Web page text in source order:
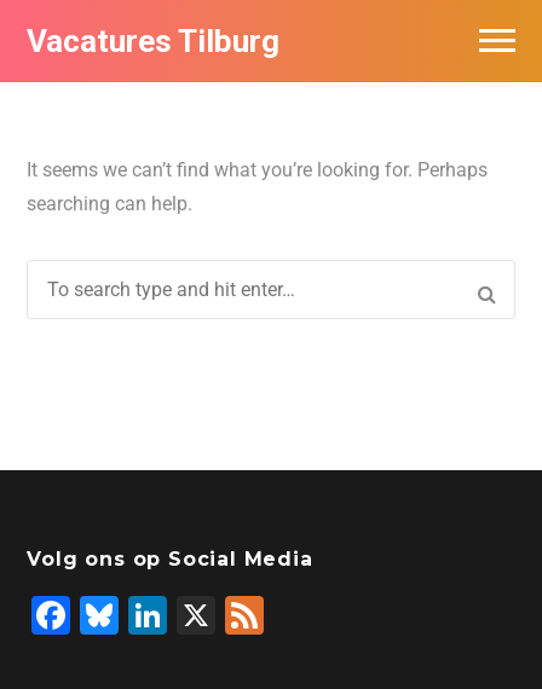
Vacatures Tilburg
It seems we can’t find what you’re looking for. Perhaps
searching can help.
Volg ons op Social Media
F
Bl
Li X
Vacatures per bedrijf
Nieuwsbrief feed